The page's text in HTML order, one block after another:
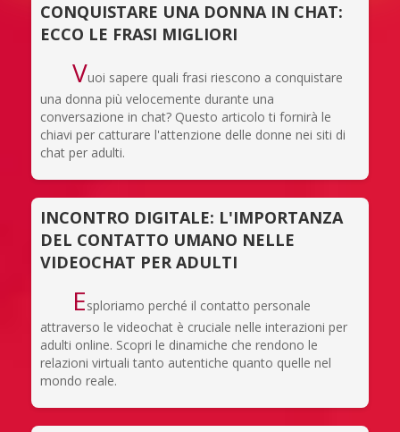
CONQUISTARE UNA DONNA IN CHAT:
ECCO LE FRASI MIGLIORI
Vuoi sapere quali frasi riescono a conquistare
una donna più velocemente durante una
conversazione in chat? Questo articolo ti fornirà le
chiavi per catturare l'attenzione delle donne nei siti di
chat per adulti.
INCONTRO DIGITALE: L'IMPORTANZA
DEL CONTATTO UMANO NELLE
VIDEOCHAT PER ADULTI
Esploriamo perché il contatto personale
attraverso le videochat è cruciale nelle interazioni per
adulti online. Scopri le dinamiche che rendono le
relazioni virtuali tanto autentiche quanto quelle nel
mondo reale.